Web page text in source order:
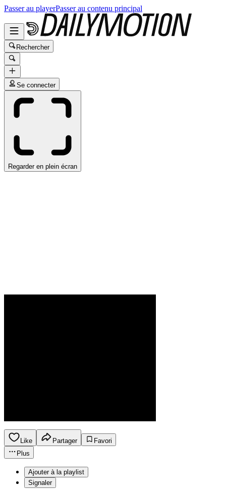
Passer au playerPasser au contenu principal
Rechercher
Se connecter
Regarder en plein écran
Like Partager
Favori
Plus
Ajouter à la playlist
Signaler